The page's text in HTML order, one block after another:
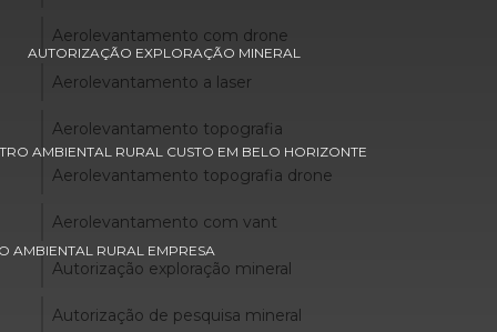
AUTORIZAÇÃO EXPLORAÇÃO MINERAL
AMBIENTAL RURAL CUSTO EM BELO HORIZONTE
AMBIENTAL RURAL EMPRESA
Aerolevantamento com drone
Aerolevantamento a laser
Aerolevantamento topografia
Aerolevantamento topografia drone
Aerolevantamento com vant
Autorização exploração mineral
Autorização de pesquisa mineral